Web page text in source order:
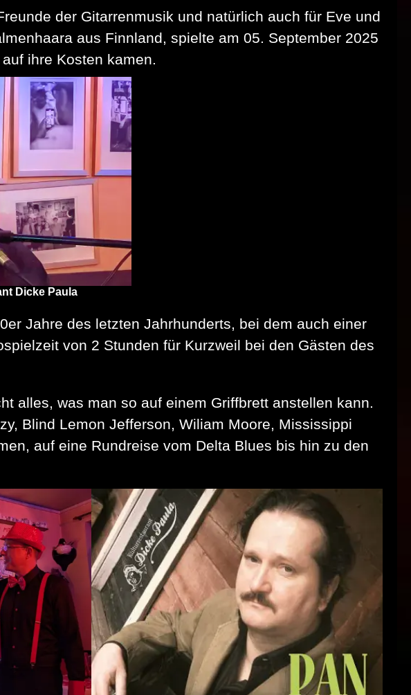
der Gitarrenmusik und natürlich auch für Eve und
aus Finnland, spielte am 05. September 2025
ihre Kosten kamen.
Dicke Paula
Jahre des letzten Jahrhunderts, bei dem auch einer
von 2 Stunden für Kurzweil bei den Gästen des
alles, was man so auf einem Griffbrett anstellen kann.
Blind Lemon Jefferson, Wiliam Moore, Mississippi
auf eine Rundreise vom Delta Blues bis hin zu den